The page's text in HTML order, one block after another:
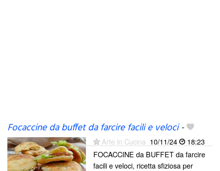
Focaccine da buffet da farcire facili e veloci-
Arte in Cucina 10/11/24
18:23
FOCACCINE da BUFFET da farcire
facili e veloci, ricetta sfiziosa per